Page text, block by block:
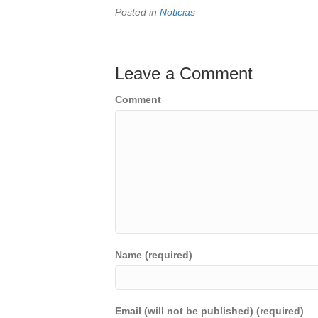
Posted in Noticias
Leave a Comment
Comment
Name (required)
Email (will not be published) (required)